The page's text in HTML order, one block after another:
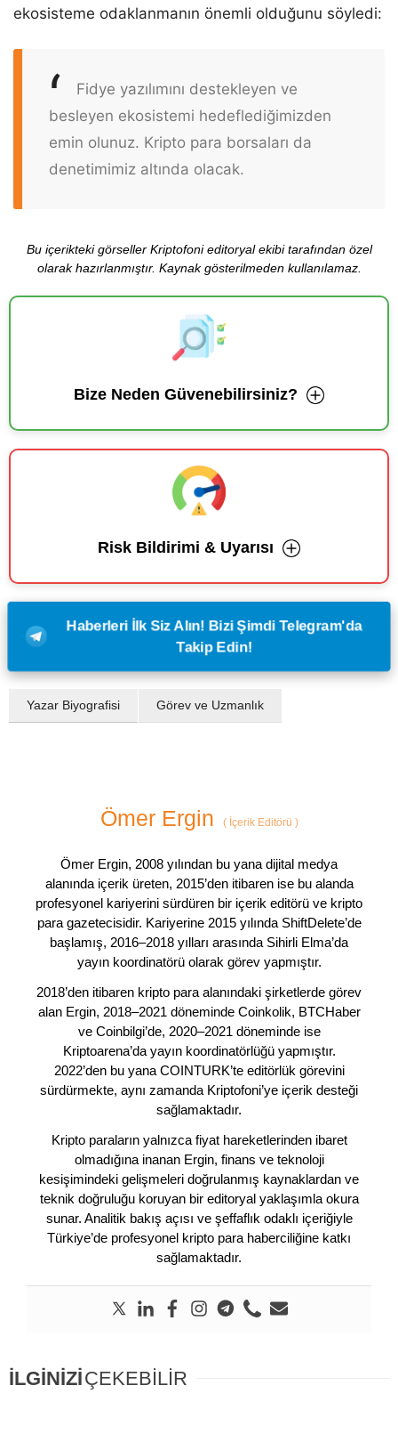
ekosisteme odaklanmanın önemli olduğunu söyledi:
Fidye yazılımını destekleyen ve
besleyen ekosistemi hedeflediğimizden
emin olunuz. Kripto para borsaları da
denetimimiz altında olacak.
Bu içerikteki görseller Kriptofoni editoryal ekibi tarafından özel
olarak hazırlanmıştır. Kaynak gösterilmeden kullanılamaz.
Bize Neden Güvenebilirsiniz?
Risk Bildirimi & Uyarısı
Haberleri İlk Siz Alın! Bizi Şimdi Telegram'da
Takip Edin!
Yazar Biyografisi Görev ve Uzmanlık
Ömer Ergin (İçerik Editörü )
Ömer Ergin, 2008 yılından bu yana dijital medya
alanında içerik üreten, 2015’den itibaren ise bu alanda
profesyonel kariyerini sürdüren bir içerik editörü ve kripto
para gazetecisidir. Kariyerine 2015 yılında ShiftDelete’de
başlamış, 2016–2018 yılları arasında Sihirli Elma’da
yayın koordinatörü olarak görev yapmıştır.
2018’den itibaren kripto para alanındaki şirketlerde görev
alan Ergin, 2018–2021 döneminde Coinkolik, BTCHaber
ve Coinbilgi’de, 2020–2021 döneminde ise
Kriptoarena’da yayın koordinatörlüğü yapmıştır.
2022’den bu yana COINTURK’te editörlük görevini
sürdürmekte, aynı zamanda Kriptofoni’ye içerik desteği
sağlamaktadır.
Kripto paraların yalnızca fiyat hareketlerinden ibaret
olmadığına inanan Ergin, finans ve teknoloji
kesişimindeki gelişmeleri doğrulanmış kaynaklardan ve
teknik doğruluğu koruyan bir editoryal yaklaşımla okura
sunar. Analitik bakış açısı ve şeffaflık odaklı içeriğiyle
Türkiye’de profesyonel kripto para haberciliğine katkı
sağlamaktadır.
İLGİNİZİÇEKEBİLİR